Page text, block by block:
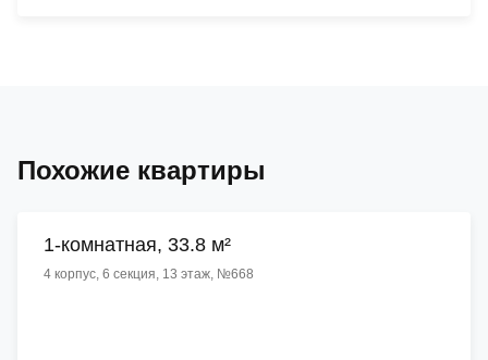
Похожие квартиры
1-комнатная, 33.8 м²
4 корпус, 6 секция, 13 этаж, №668